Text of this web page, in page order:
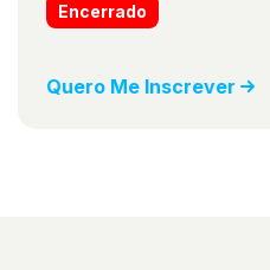
Encerrado
Quero Me Inscrever